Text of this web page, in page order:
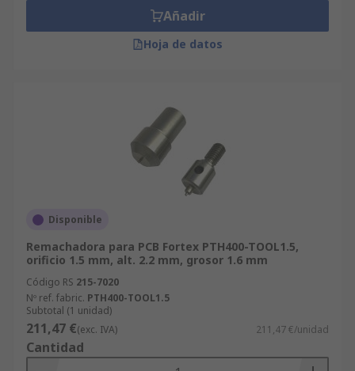
Añadir
Hoja de datos
Disponible
Remachadora para PCB Fortex PTH400-TOOL1.5,
orificio 1.5 mm, alt. 2.2 mm, grosor 1.6 mm
Código RS 215-7020
Nº ref. fabric. PTH400-TOOL1.5
Subtotal (1 unidad)
211,47 €(exc. IVA) 211,47 €/unidad
Cantidad